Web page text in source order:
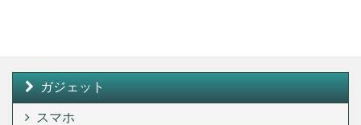
ガジェット
スマホ